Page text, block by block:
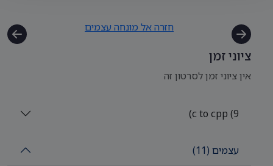
חזרה אל מונחה עצמים
ציוני זמן
אין ציוני זמן לסרטון זה
c to cpp (9)
עצמים (11)